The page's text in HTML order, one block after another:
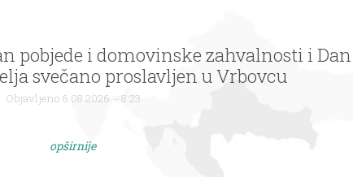
pobjede i domovinske zahvalnosti i Dan
svečano proslavljen u Vrbovcu
Objavljeno 6.08.2026. - 8:23
opširnije